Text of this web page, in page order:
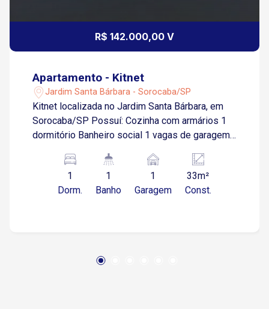
R$ 142.000,00 V
Apartamento - Kitnet
Jardim Santa Bárbara - Sorocaba/SP
Kitnet localizada no Jardim Santa Bárbara, em
Sorocaba/SP Possuí: Cozinha com armários 1
dormitório Banheiro social 1 vagas de garagem
opções de comércio e serviços, como
supermercados, escolas, farmácias e muito
1
Dorm.
1
Banho
1
Garagem
33m²
Const.